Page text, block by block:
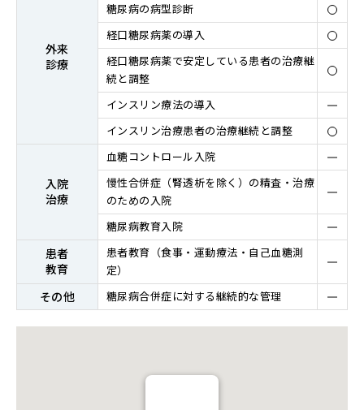
外来
診療
糖尿病の病型診断
経⼝糖尿病薬の導⼊
経⼝糖尿病薬で安定している患者の治療継
続と調整
インスリン療法の導⼊
インスリン治療患者の治療継続と調整
⼊院
治療
⾎糖コントロール⼊院
慢性合併症（腎透析を除く）の精査・治療
のための入院
糖尿病教育入院
患者
教育
患者教育（⾷事・運動療法・⾃⼰⾎糖測
定）
その他 糖尿病合併症に対する継続的な管理